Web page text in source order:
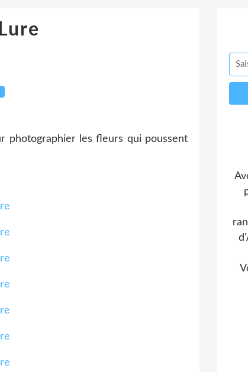
photographier les fleurs qui poussent